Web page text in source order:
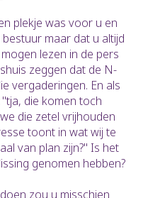
plekje was voor u en
maar dat u altijd
lezen in de pers
zeggen dat de N-
vergaderingen. En als
die komen toch
die zetel vrijhouden
toont in wat wij te
van plan zijn?" Is het
genomen hebben?
zou u misschien